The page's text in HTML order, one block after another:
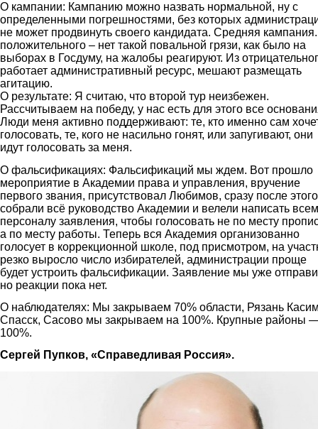
О кампании: Кампанию можно назвать нормальной, ну с
определенными погрешностями, без которых
не может продвинуть своего кандидата. Средняя
положительного – нет такой повальной грязи, как было на
выборах в Госдуму, на жалобы реагируют. Из
работает административный ресурс, мешают размещать
агитацию.
О результате: Я считаю, что второй тур неизбежен.
Рассчитываем на победу, у нас есть для этого все
Люди меня активно поддерживают: те, кто именно сам
голосовать, те, кого не насильно гонят, или запугивают, они
идут голосовать за меня.
О фальсификациях: Фальсификаций мы ждем. Вот прошло
мероприятие в Академии права и управления, вручение
первого звания, присутствовал Любимов, сразу после этого
собрали всё руководство Академии и велели написать
персоналу заявления, чтобы голосовать не по месту
а по месту работы. Теперь вся Академия организованно
голосует в коррекционной школе, под присмотром, на
резко выросло число избирателей, администрации проще
будет устроить фальсификации. Заявление мы уже
но реакции пока нет.
О наблюдателях: Мы закрываем 70% области, Рязань
Спасск, Сасово мы закрываем на 100%. Крупные районы
100%.
Сергей Пупков, «Справедливая Россия».